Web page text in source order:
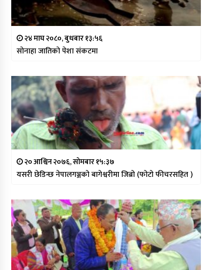
२४ माघ २०८०, बुधबार १३:५६
सोनाहा जातिको पेशा संकटमा
२० आश्विन २०७६, सोमबार १५:३७
यसरी छेडिन्छ नेपालगञ्जको बागेश्वरीमा जिब्रो (फोटो फीचरसहित )